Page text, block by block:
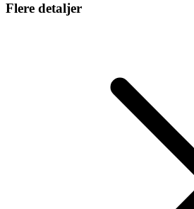
Flere detaljer